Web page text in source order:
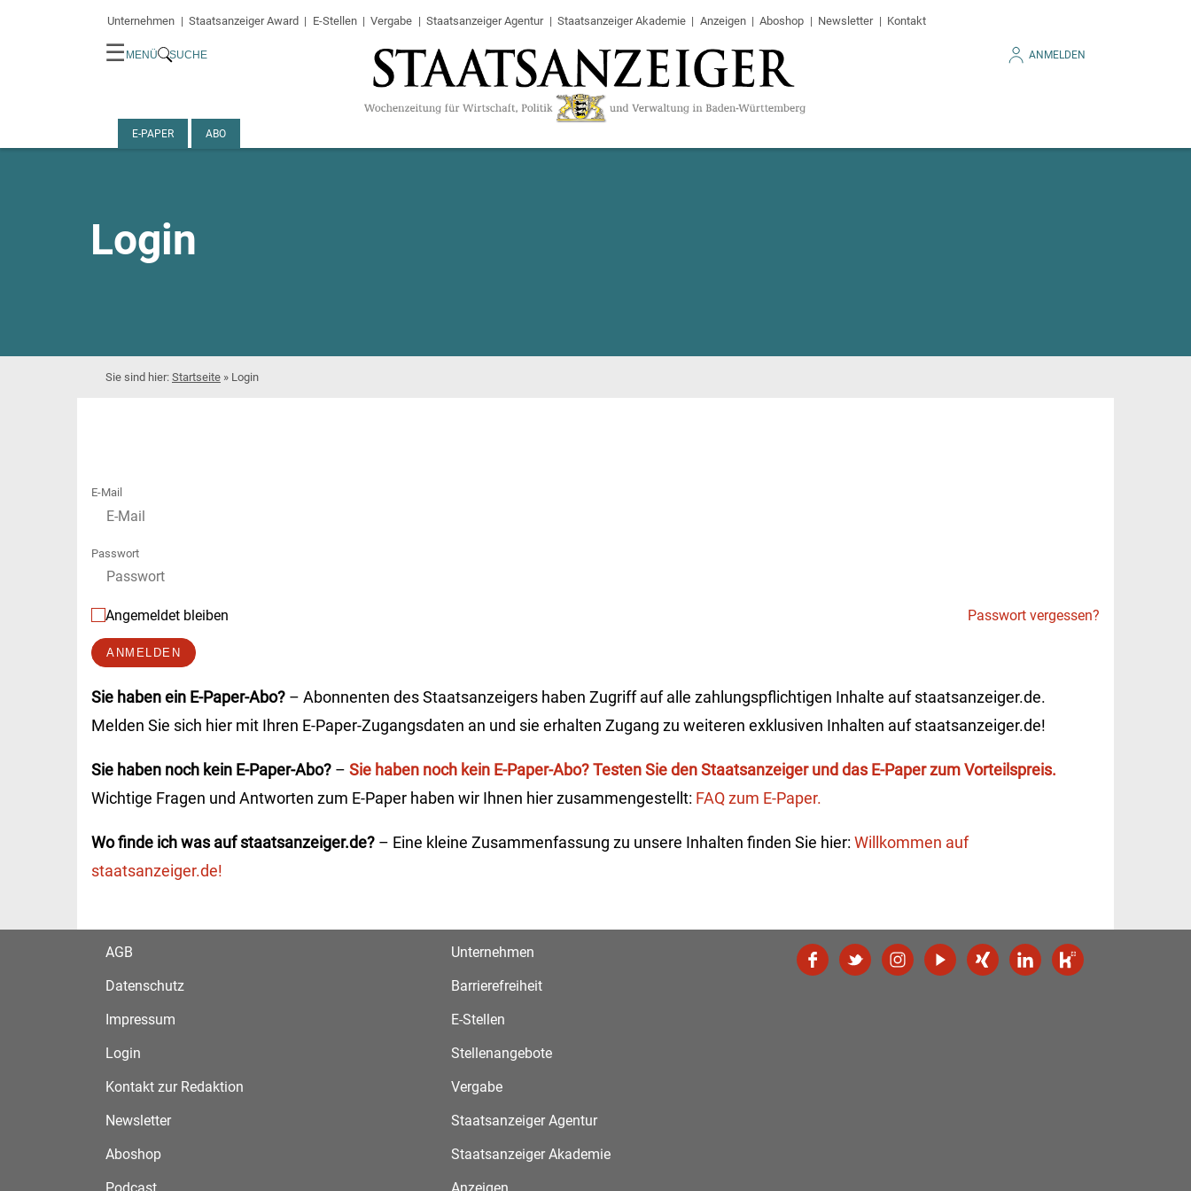
Unternehmen Staatsanzeiger Award E-Stellen Vergabe Staatsanzeiger Agentur Staatsanzeiger Akademie Anzeigen Aboshop Newsletter Kontakt
☰ MENÜ SUCHE ANMELDEN
E-PAPER ABO
Login
Startseite » Login
E-Mail
Passwort
Angemeldet bleiben Passwort vergessen?
ANMELDEN
Sie haben ein E-Paper-Abo? – Abonnenten des Staatsanzeigers haben Zugriff auf alle zahlungspflichtigen Inhalte auf staatsanzeiger.de.
Melden Sie sich hier mit Ihren E-Paper-Zugangsdaten an und sie erhalten Zugang zu weiteren exklusiven Inhalten auf staatsanzeiger.de!
Sie haben noch kein E-Paper-Abo? – Sie haben noch kein E-Paper-Abo? Testen Sie den Staatsanzeiger und das E-Paper zum Vorteilspreis.
Wichtige Fragen und Antworten zum E-Paper haben wir Ihnen hier zusammengestellt: FAQ zum E-Paper.
Wo finde ich was auf staatsanzeiger.de? – Eine kleine Zusammenfassung zu unsere Inhalten finden Sie hier: Willkommen auf
staatsanzeiger.de!
AGB
Datenschutz
Impressum
Login
Kontakt zur Redaktion
Newsletter
Aboshop
Podcast
Unternehmen
Barrierefreiheit
E-Stellen
Stellenangebote
Vergabe
Staatsanzeiger Agentur
Staatsanzeiger Akademie
Anzeigen